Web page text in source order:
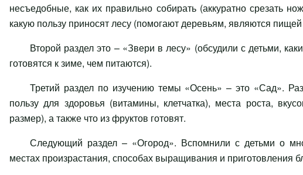
несъедобные, как их правильно собирать (аккуратно срезать
какую пользу приносят лесу (помогают деревьям, являются
Второй раздел это – «Звери в лесу» (обсудили с детьми,
готовятся к зиме, чем питаются).
Третий раздел по изучению темы «Осень» – это «Сад».
пользу для здоровья (витамины, клетчатка), места роста,
размер), а также что из фруктов готовят.
Следующий раздел – «Огород». Вспомнили с детьми о
местах произрастания, способах выращивания и приготовления